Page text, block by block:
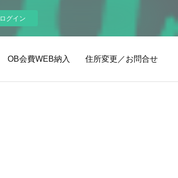
ログイン
OB会費WEB納入 住所変更／お問合せ